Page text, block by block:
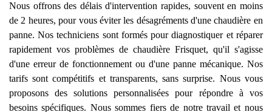
Nous offrons des délais d'intervention rapides, souvent en moins
de 2 heures, pour vous éviter les désagréments d'une chaudière en
panne. Nos techniciens sont formés pour diagnostiquer et réparer
rapidement vos problèmes de chaudière Frisquet, qu'il s'agisse
d'une erreur de fonctionnement ou d'une panne mécanique. Nos
tarifs sont compétitifs et transparents, sans surprise. Nous vous
proposons des solutions personnalisées pour répondre à vos
besoins spécifiques. Nous sommes fiers de notre travail et nous